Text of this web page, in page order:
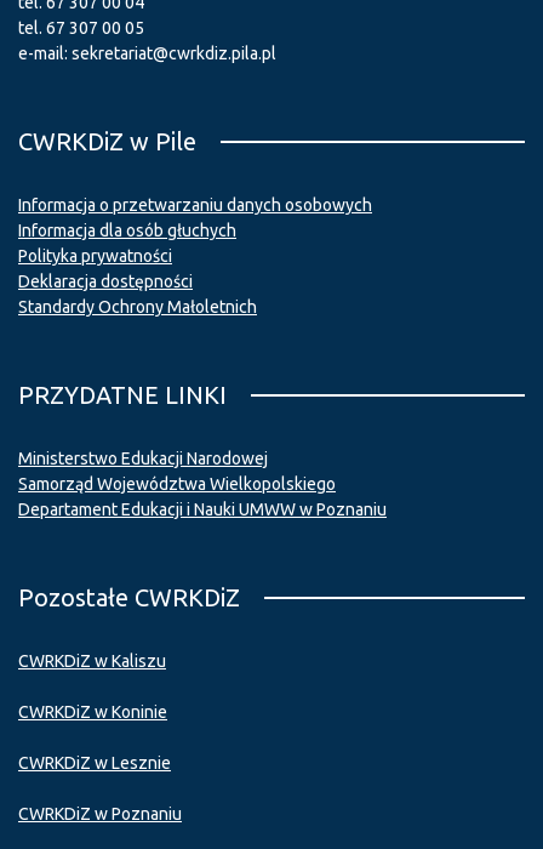
tel. 67 307 00 05
e-mail: sekretariat@cwrkdiz.pila.pl
CWRKDiZ w Pile
Informacja o przetwarzaniu danych osobowych
Informacja dla osób głuchych
Polityka prywatności
Deklaracja dostępności
Standardy Ochrony Małoletnich
PRZYDATNE LINKI
Ministerstwo Edukacji Narodowej
Samorząd Województwa Wielkopolskiego
Departament Edukacji i Nauki UMWW w Poznaniu
Pozostałe CWRKDiZ
CWRKDiZ w Kaliszu
CWRKDiZ w Koninie
CWRKDiZ w Lesznie
CWRKDiZ w Poznaniu